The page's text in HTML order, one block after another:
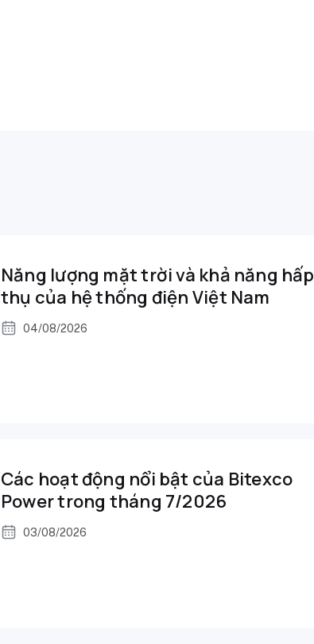
Năng lượng mặt trời và khả năng hấp
thụ của hệ thống điện Việt Nam
04/08/2026
Các hoạt động nổi bật của Bitexco
Power trong tháng 7/2026
03/08/2026